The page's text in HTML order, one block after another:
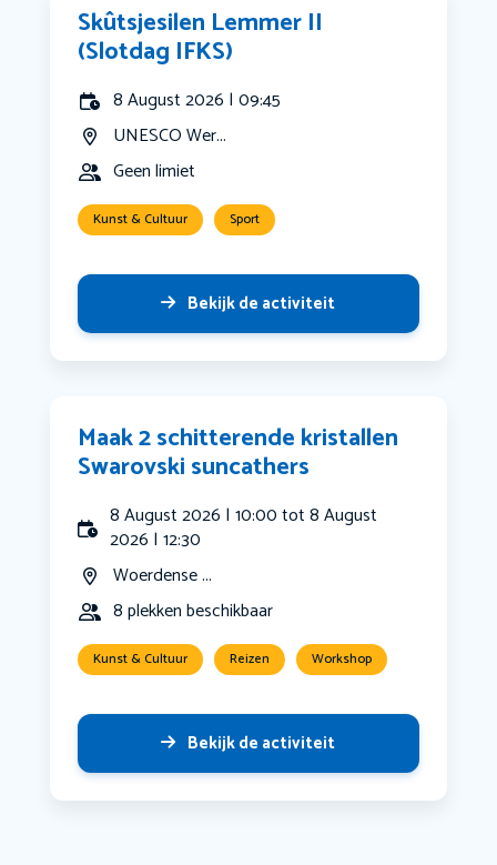
Skûtsjesilen Lemmer II
(Slotdag IFKS)
8 August 2026 | 09:45
UNESCO Wer...
Geen limiet
Kunst & Cultuur Sport
Bekijk de activiteit
Maak 2 schitterende kristallen
Swarovski suncathers
8 August 2026 | 10:00 tot 8 August
2026 | 12:30
Woerdense ...
8 plekken beschikbaar
Kunst & Cultuur Reizen Workshop
Bekijk de activiteit